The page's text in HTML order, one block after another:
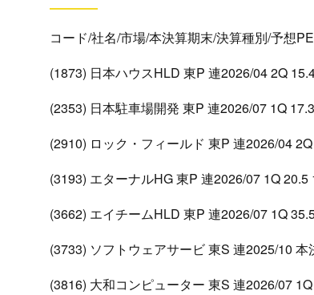
コード/社名/市場/本決算期末/決算種別/予想
(1873) 日本ハウスHLD 東P 連2026/04 2Q
(2353) 日本駐車場開発 東P 連2026/07 1Q
(2910) ロック・フィールド 東P 連2026/04
(3193) エターナルHG 東P 連2026/07 1Q 20.5
(3662) エイチームHLD 東P 連2026/07 1Q
(3733) ソフトウェアサービ 東S 連2025/10 本
(3816) 大和コンピューター 東S 連2026/07